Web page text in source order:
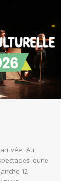
! Au
jeune
12